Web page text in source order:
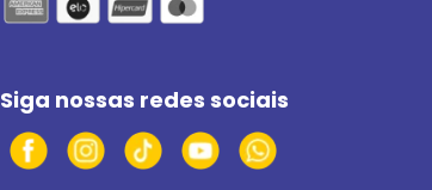
Siga nossas redes sociais